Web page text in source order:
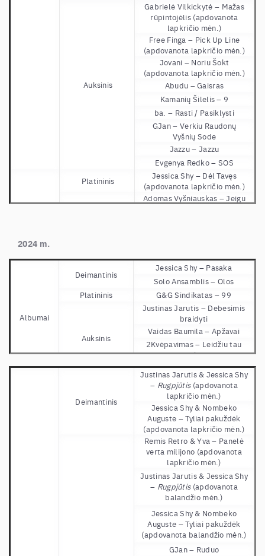
Auksinis
Gabrielė Vilkickytė – Mažas
rūpintojėlis (apdovanota
lapkričio mėn.)
Free Finga – Pick Up Line
(apdovanota lapkričio mėn.)
Jovani – Noriu Šokt
(apdovanota lapkričio mėn.)
Abudu – Gaisras
Kamanių Šilelis – 9
ba. – Rasti / Pasiklysti
GJan – Verkiu Raudonų
Vyšnių Sode
Jazzu – Jazzu
Evgenya Redko – SOS
Singlai
Platininis
Jessica Shy – Dėl Tavęs
(apdovanota lapkričio mėn.)
Adomas Vyšniauskas – Jeigu
(apdovanota lapkričio mėn.)
Jessica Shy – Tarp geltonų
rūtų (apdovanota lapkričio
mėn.)
Jessica Shy – 1000 vėtrų
(apdovanota lapkričio mėn.)
Lilas ir Innomine – Tu privalai
skambėt (apdovanota
lapkričio mėn.)
Lilas ir Innomine – Išversk
man pasaulį (apdovanota
lapkričio mėn.)
Donny Montell, Sel – Nieko
verta(apdovanota lapkričio
mėn.)
Rokas Yan, Monika Liu,
Vaidas Baumila – Gegužis
(apdovanota lapkričio mėn.)
2024 m.
Albumai
Deimantinis
Jessica Shy – Pasaka
Solo Ansamblis – Olos
Platininis
G&G Sindikatas – 99
Auksinis
Justinas Jarutis – Debesimis
braidyti
Vaidas Baumila – Apžavai
2Kvėpavimas – Leidžiu tau
viską
ba. – H8
Deimantinis
Justinas Jarutis & Jessica Shy
– Rugpjūtis (apdovanota
lapkričio mėn.)
Jessica Shy & Nombeko
Auguste – Tyliai pakuždėk
(apdovanota lapkričio mėn.)
Remis Retro & Yva – Panelė
verta milijono (apdovanota
lapkričio mėn.)
Justinas Jarutis & Jessica Shy
– Rugpjūtis (apdovanota
balandžio mėn.)
Jessica Shy & Nombeko
Auguste – Tyliai pakuždėk
(apdovanota balandžio mėn.)
GJan – Ruduo